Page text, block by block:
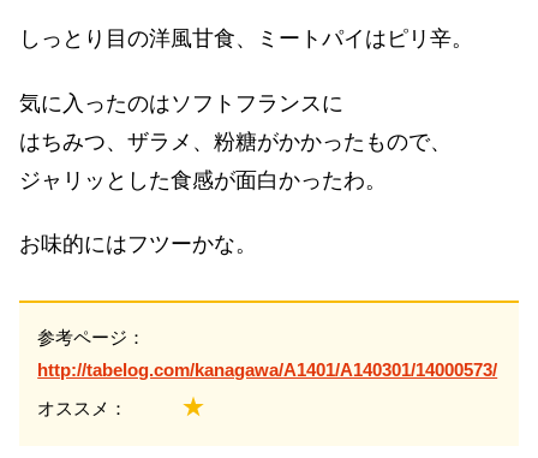
しっとり目の洋風甘食、ミートパイはピリ辛。
気に入ったのはソフトフランスに
はちみつ、ザラメ、粉糖がかかったもので、
ジャリッとした食感が面白かったわ。
お味的にはフツーかな。
参考ページ：
http://tabelog.com/kanagawa/A1401/A140301/14000573/
オススメ： ★